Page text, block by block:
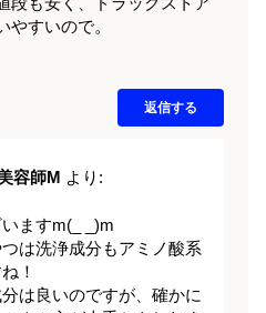
やすいので。
返信する
容師M より:
ますm(_ _)m
は洗浄成分もアミノ酸系
！
は良いのですが、確かに